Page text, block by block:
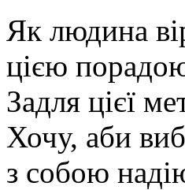
Як людина
цією
Задля цієї
Хочу, аби
з собою